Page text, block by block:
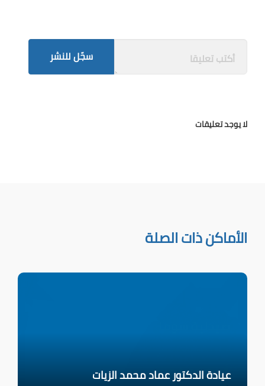
سجّل للنشر
لا يوجد تعليقات
الأماكن ذات الصلة
عيادة الدكتور عماد محمد الزيات